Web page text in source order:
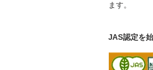
ます。
JAS認定を